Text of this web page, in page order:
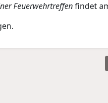
Feuerwehrtreffenfindet